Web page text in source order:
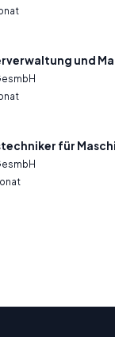
und
für